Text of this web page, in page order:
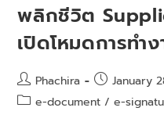
พลิกชีวิต
เปิดโหมดการทำ
Phachira
January
e-document / e-